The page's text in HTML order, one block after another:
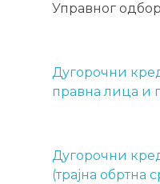
Управног
Дугорочни
правна лица и
Дугорочни
(трајна обртна